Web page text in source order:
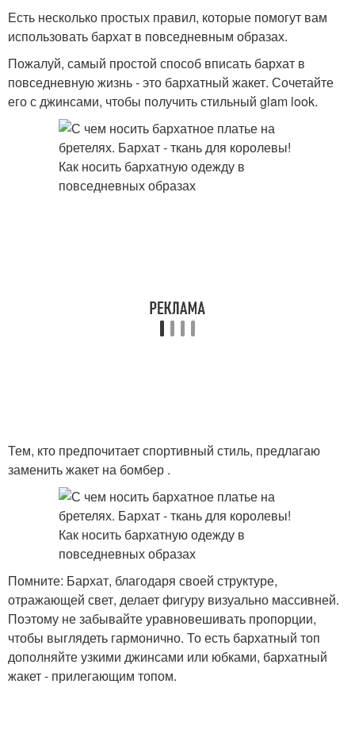
Есть несколько простых правил, которые помогут вам
использовать бархат в повседневным образах.
Пожалуй, самый простой способ вписать бархат в
повседневную жизнь - это бархатный жакет. Сочетайте
его с джинсами, чтобы получить стильный glam look.
Тем, кто предпочитает спортивный стиль, предлагаю
заменить жакет на бомбер .
Помните: Бархат, благодаря своей структуре,
отражающей свет, делает фигуру визуально массивней.
Поэтому не забывайте уравновешивать пропорции,
чтобы выглядеть гармонично. То есть бархатный топ
дополняйте узкими джинсами или юбками, бархатный
жакет - прилегающим топом.